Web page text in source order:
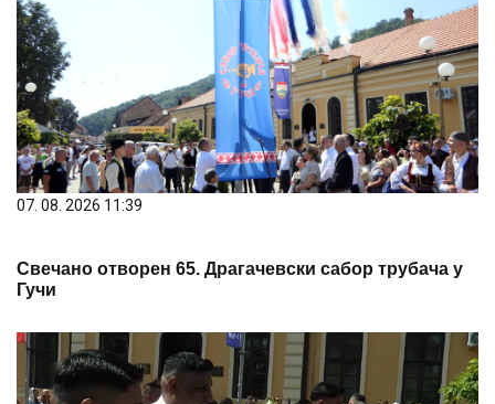
07. 08. 2026 11:39
Свечано отворен 65. Драгачевски сабор трубача у
Гучи